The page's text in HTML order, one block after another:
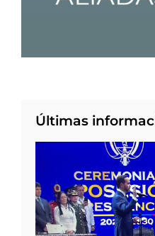
Últimas